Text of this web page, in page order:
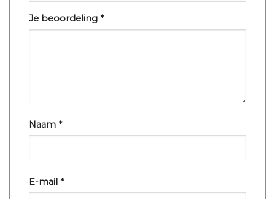
Je beoordeling *
Naam *
E-mail *